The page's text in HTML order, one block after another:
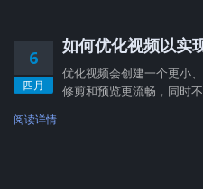
6
四月
如何优化视频以实
优化视频会创建一个更小
修剪和预览更流畅，同时
阅读详情